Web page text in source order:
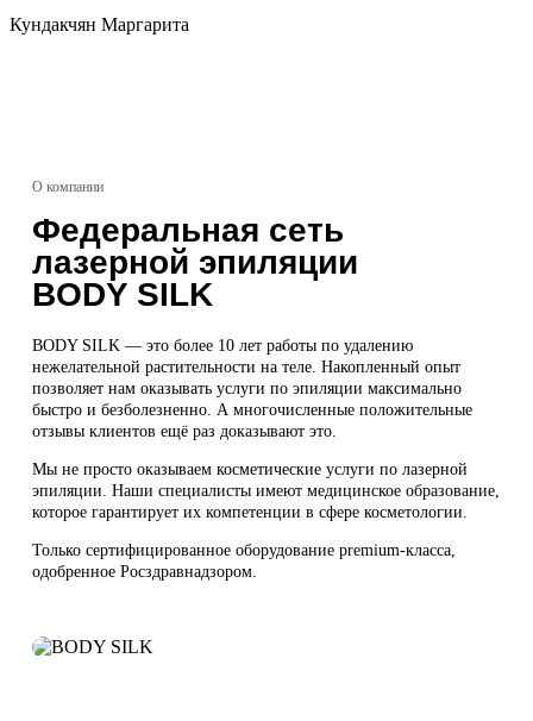
Кундакчян Маргарита
О компании
Федеральная сеть
лазерной эпиляции
BODY SILK
BODY SILK — это более 10 лет работы по удалению
нежелательной растительности на теле. Накопленный опыт
позволяет нам оказывать услуги по эпиляции максимально
быстро и безболезненно. А многочисленные положительные
отзывы клиентов ещё раз доказывают это.
Мы не просто оказываем косметические услуги по лазерной
эпиляции. Наши специалисты имеют медицинское образование,
которое гарантирует их компетенции в сфере косметологии.
Только сертифицированное оборудование premium-класса,
одобренное Росздравнадзором.